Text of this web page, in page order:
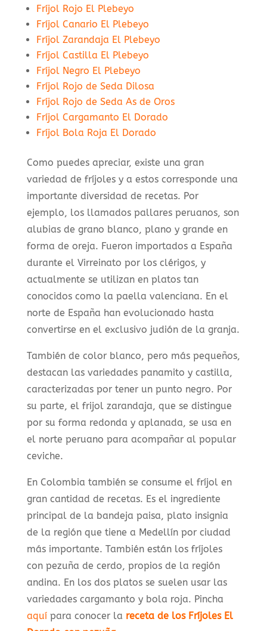
Fríjol Rojo El Plebeyo
Fríjol Canario El Plebeyo
Fríjol Zarandaja El Plebeyo
Fríjol Castilla El Plebeyo
Fríjol Negro El Plebeyo
Fríjol Rojo de Seda Dilosa
Fríjol Rojo de Seda As de Oros
Fríjol Cargamanto El Dorado
Fríjol Bola Roja El Dorado
Como puedes apreciar, existe una gran
variedad de fríjoles y a estos corresponde una
importante diversidad de recetas. Por
ejemplo, los llamados pallares peruanos, son
alubias de grano blanco, plano y grande en
forma de oreja. Fueron importados a España
durante el Virreinato por los clérigos, y
actualmente se utilizan en platos tan
conocidos como la paella valenciana. En el
norte de España han evolucionado hasta
convertirse en el exclusivo judión de la granja.
También de color blanco, pero más pequeños,
destacan las variedades panamito y castilla,
caracterizadas por tener un punto negro. Por
su parte, el frijol zarandaja, que se distingue
por su forma redonda y aplanada, se usa en
el norte peruano para acompañar al popular
ceviche.
En Colombia también se consume el fríjol en
gran cantidad de recetas. Es el ingrediente
principal de la bandeja paisa, plato insignia
de la región que tiene a Medellín por ciudad
más importante. También están los fríjoles
con pezuña de cerdo, propios de la región
andina. En los dos platos se suelen usar las
variedades cargamanto y bola roja. Pincha
aquípara conocer la receta de los Fríjoles El